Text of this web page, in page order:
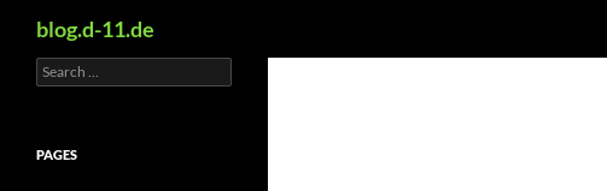
blog.d-11.de
Search
for:
PAGES